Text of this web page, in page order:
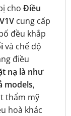
cho Điều
cung cấp
đều khắp
và chế độ
điều
nạ là như
models,
thẩm mỹ
hoà khác